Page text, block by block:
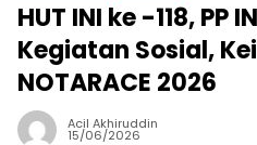
HUT INI ke -118, PP
Kegiatan Sosial,
NOTARACE 2026
Acil Akhiruddin
15/06/2026